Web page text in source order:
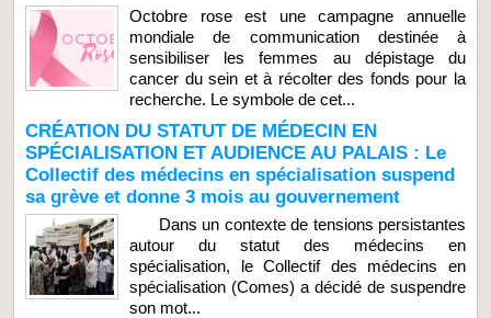
Octobre rose est une campagne annuelle
mondiale de communication destinée à
sensibiliser les femmes au dépistage du
cancer du sein et à récolter des fonds pour la
recherche. Le symbole de cet...
CRÉATION DU STATUT DE MÉDECIN EN
SPÉCIALISATION ET AUDIENCE AU PALAIS : Le
Collectif des médecins en spécialisation suspend
sa grève et donne 3 mois au gouvernement
Dans un contexte de tensions persistantes
autour du statut des médecins en
spécialisation, le Collectif des médecins en
spécialisation (Comes) a décidé de suspendre
son mot...